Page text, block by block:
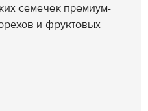
семечек премиум-
и фруктовых